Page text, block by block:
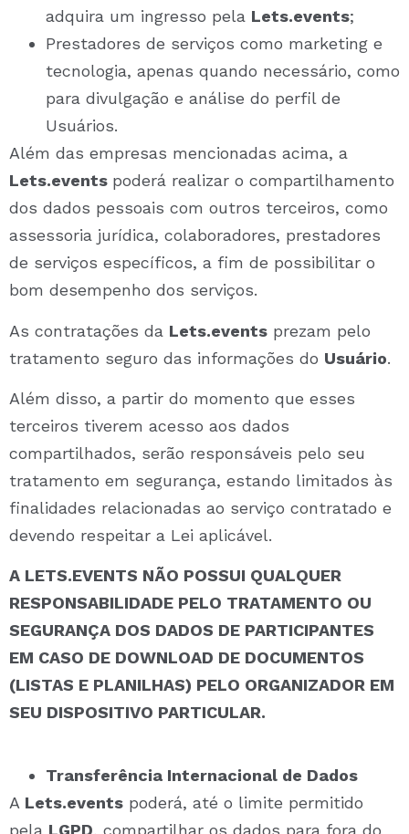
adquira um ingresso pela Lets.events;
Prestadores de serviços como marketing e
tecnologia, apenas quando necessário, como
para divulgação e análise do perfil de
Usuários.
Além das empresas mencionadas acima, a
Lets.events poderá realizar o compartilhamento
dos dados pessoais com outros terceiros, como
assessoria jurídica, colaboradores, prestadores
de serviços específicos, a fim de possibilitar o
bom desempenho dos serviços.
As contratações da Lets.events prezam pelo
tratamento seguro das informações do Usuário.
Além disso, a partir do momento que esses
terceiros tiverem acesso aos dados
compartilhados, serão responsáveis pelo seu
tratamento em segurança, estando limitados às
finalidades relacionadas ao serviço contratado e
devendo respeitar a Lei aplicável.
A LETS.EVENTS NÃO POSSUI QUALQUER
RESPONSABILIDADE PELO TRATAMENTO OU
SEGURANÇA DOS DADOS DE PARTICIPANTES
EM CASO DE DOWNLOAD DE DOCUMENTOS
(LISTAS E PLANILHAS) PELO ORGANIZADOR EM
SEU DISPOSITIVO PARTICULAR.
Transferência Internacional de Dados
A Lets.events poderá, até o limite permitido
pela LGPD , compartilhar os dados para fora do